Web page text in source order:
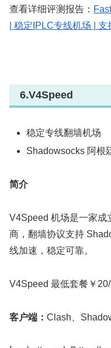
查看详细评测报告：
| 稳定IPLC专线机场 |
6.V4Speed
稳定专线翻墙机场
Shadowsocks 阿根
简介
V4Speed 机场是一家成
商，翻墙协议支持
线加速，稳定可靠。
V4Speed 最低套餐￥
客户端： Clash、